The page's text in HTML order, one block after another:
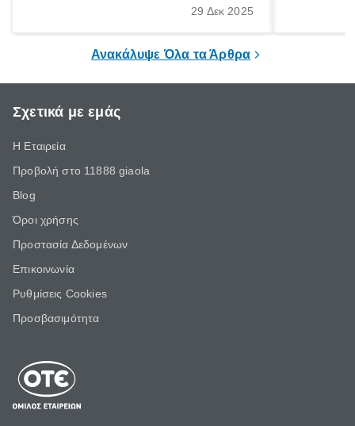
οδηγών και του περιβάλλοντος. Ωστόσο,
29 Δεκ 2025
Ανακάλυψε Όλα τα Άρθρα
Σχετικά με εμάς
Η Εταιρεία
Προβολή στο 11888 giaola
Blog
Όροι χρήσης
Προστασία Δεδομένων
Επικοινωνία
Ρυθμίσεις Cookies
Προσβασιμότητα